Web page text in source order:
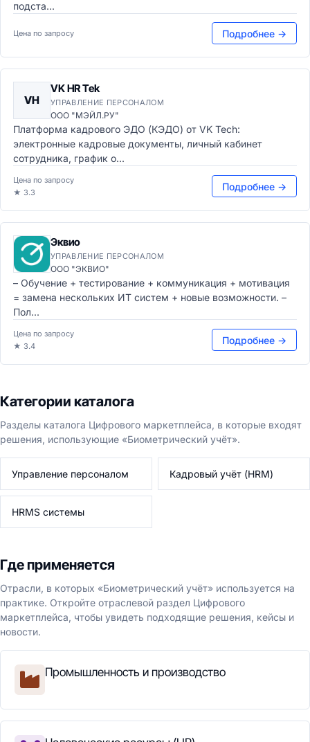
подста...
Цена по запросу Подробнее →
VH
VK HR Tek
УПРАВЛЕНИЕ ПЕРСОНАЛОМ
ООО "МЭЙЛ.РУ"
Платформа кадрового ЭДО (КЭДО) от VK Tech:
электронные кадровые документы, личный кабинет
сотрудника, график о...
Цена по запросу
★ 3.3
Подробнее →
Эквио
УПРАВЛЕНИЕ ПЕРСОНАЛОМ
ООО "ЭКВИО"
– Обучение + тестирование + коммуникация + мотивация
= замена нескольких ИТ систем + новые возможности. –
Пол...
Цена по запросу
★ 3.4
Подробнее →
Категории каталога
Разделы каталога Цифрового маркетплейса, в которые входят
решения, использующие «Биометрический учёт».
Управление персоналом Кадровый учёт (HRM)
HRMS системы
Где применяется
Отрасли, в которых «Биометрический учёт» используется на
практике. Откройте отраслевой раздел Цифрового
маркетплейса, чтобы увидеть подходящие решения, кейсы и
новости.
Промышленность и производство